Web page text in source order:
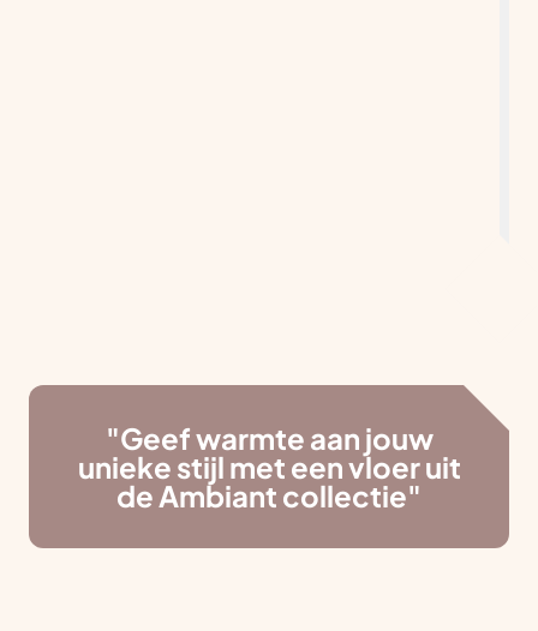
"Geef warmte aan jouw
unieke stijl met een vloer uit
de Ambiant collectie"